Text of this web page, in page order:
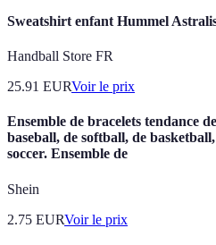
Sweatshirt enfant Hummel
Handball Store FR
25.91 EURVoir le prix
Ensemble de bracelets tendance
baseball, de softball, de
soccer. Ensemble de
Shein
2.75 EURVoir le prix